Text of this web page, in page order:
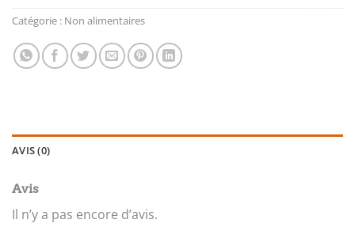
Catégorie : Non alimentaires
AVIS (0)
Avis
Il n’y a pas encore d’avis.